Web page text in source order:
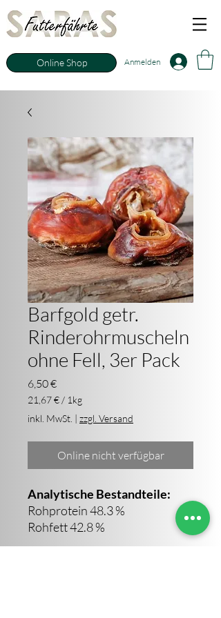
Anmelden
Online Shop
Barfgold getr.
Rinderohrmuscheln
ohne Fell, 3er Pack
6,50 €Preis
21,67 € / 1kg
21,67 €
pro
1
Kilogramm
inkl. MwSt. | zzgl. Versand
Online nicht verfügbar
Analytische Bestandteile:
Rohprotein 48.3 %
Rohfett 42.8 %